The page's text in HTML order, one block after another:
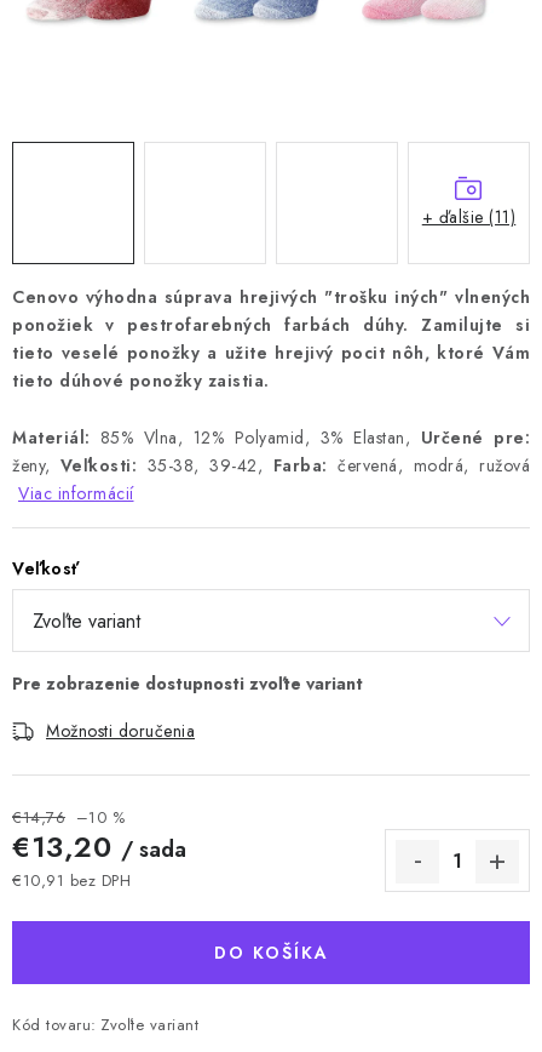
Cenovo výhodna súprava hrejivých "trošku iných" vlnených
ponožiek v pestrofarebných farbách dúhy.
Zamilujte si
tieto veselé ponožky a užite hrejivý pocit nôh, ktoré Vám
tieto dúhové ponožky zaistia.
Materiál: 85% Vlna, 12% Polyamid, 3% Elastan, Určené pre:
ženy, Veľkosti: 35-38, 39-42, Farba: červená, modrá, ružová
Viac informácií
Veľkosť
Možnosti doručenia
€14,76 –10 %
€13,20 / sada
€10,91 bez DPH
DO KOŠÍKA
Kód tovaru: Zvoľte variant
+ ďalšie (11)